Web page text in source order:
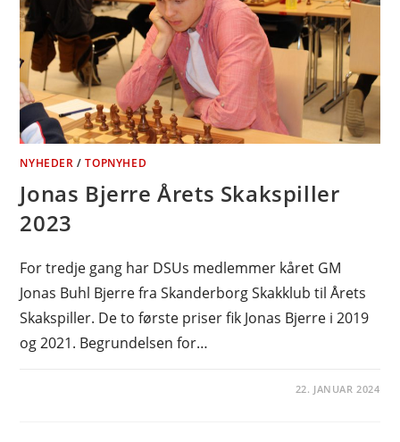
NYHEDER /TOPNYHED
Jonas Bjerre Årets Skakspiller
2023
For tredje gang har DSUs medlemmer kåret GM
Jonas Buhl Bjerre fra Skanderborg Skakklub til Årets
Skakspiller. De to første priser fik Jonas Bjerre i 2019
og 2021. Begrundelsen for…
22. JANUAR 2024